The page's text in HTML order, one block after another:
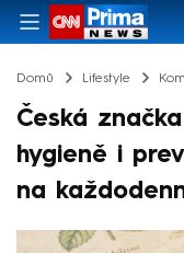
Domů Lifestyle
Česká
hygieně i
na